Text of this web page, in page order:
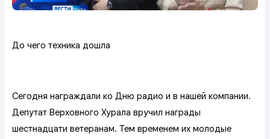
До чего техника дошла
Сегодня награждали ко Дню радио и в нашей компании.
Депутат Верховного Хурала вручил награды
шестнадцати ветеранам. Тем временем их молодые